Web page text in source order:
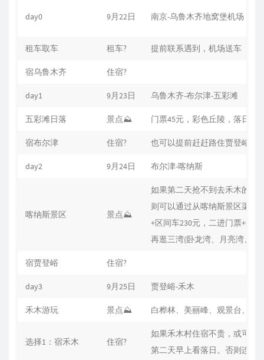
day0 9月22日 南京-乌鲁木齐地窝堡机场
租车取车 租车? 提前联系遇到，机场送车
宿乌鲁木齐 住宿?
day1 9月23日 乌鲁木齐-布尔津-五彩滩
五彩滩日落 景点⛰ 门票45元，彩色丘陵，落日
宿布尔津 住宿? 也可以提前赶赶路住贾登峪，
day2 9月24日 布尔津-喀纳斯
喀纳斯景区 景点⛰
如果第二天抢不到去禾木的门
则可以通过从喀纳斯景区渠道
+区间车230元，二进门票+区
再逛三湾(卧龙湾、月亮湾、神
宿贾登峪 住宿?
day3 9月25日 贾登峪-禾木
禾木游玩 景点⛰ 白桦林、美丽峰、观景台、看
选择1：宿禾木 住宿?
如果禾木村住宿不贵，或可以
第二天早上看落日。否则连夜